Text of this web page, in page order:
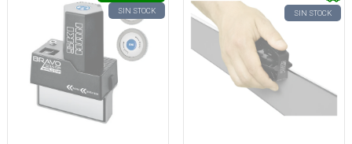
SIN STOCK
SIN STOCK